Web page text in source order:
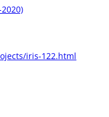
iris-122.html